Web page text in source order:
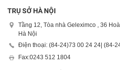
TRỤ SỞ HÀ NỘI
Tầng 12, Tòa nhà Geleximco , 36
Hà Nội
Điện thoại: (84-24)73 00 24 24 | (84-
Fax:0243 512 1804